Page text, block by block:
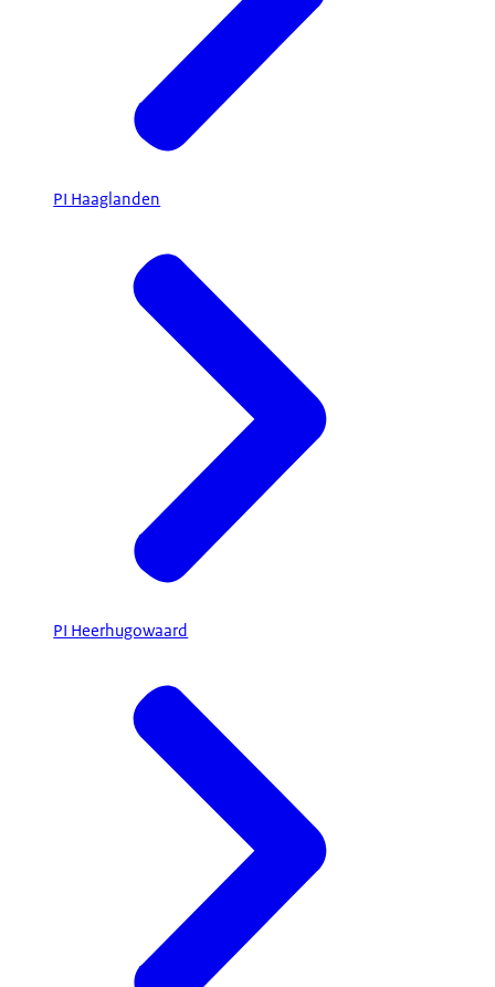
PI Haaglanden
PI Heerhugowaard